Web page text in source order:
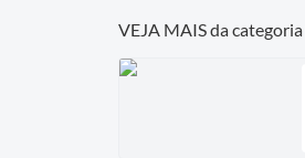
VEJA MAIS da categoria